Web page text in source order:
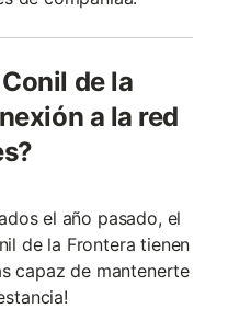
de la
a la red
el año pasado, el
de la Frontera tienen
capaz de mantenerte